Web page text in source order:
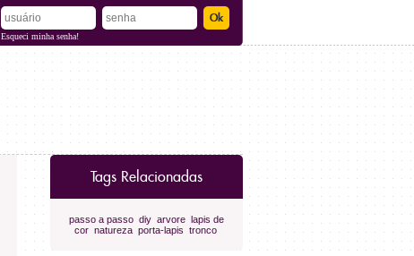
Esqueci minha senha!
Tags Relacionadas
passo a passo diy arvore lapis de
cor natureza porta-lapis tronco